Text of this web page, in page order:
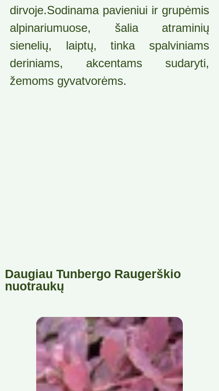
dirvoje.Sodinama pavieniui ir grupėmis
alpinariumuose, šalia atraminių
sienelių, laiptų, tinka spalviniams
deriniams, akcentams sudaryti,
žemoms gyvatvorėms.
Daugiau Tunbergo Raugerškio
nuotraukų